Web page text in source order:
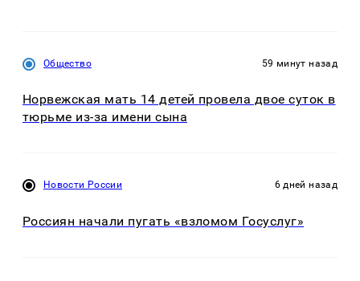
Общество 59 минут назад
Норвежская мать 14 детей провела двое суток в
тюрьме из-за имени сына
Новости России 6 дней назад
Россиян начали пугать «взломом Госуслуг»